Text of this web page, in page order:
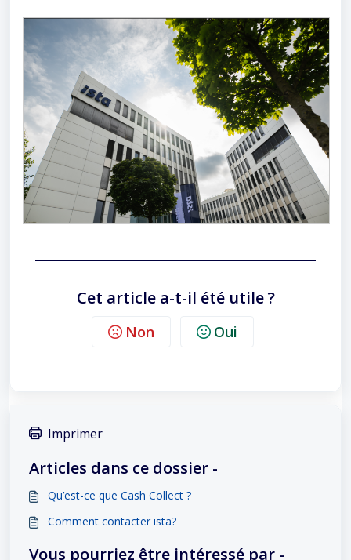
Cet article a-t-il été utile ?
Non Oui
Imprimer
Articles dans ce dossier -
Qu’est-ce que Cash Collect ?
Comment contacter ista?
Vous pourriez être intéressé par -